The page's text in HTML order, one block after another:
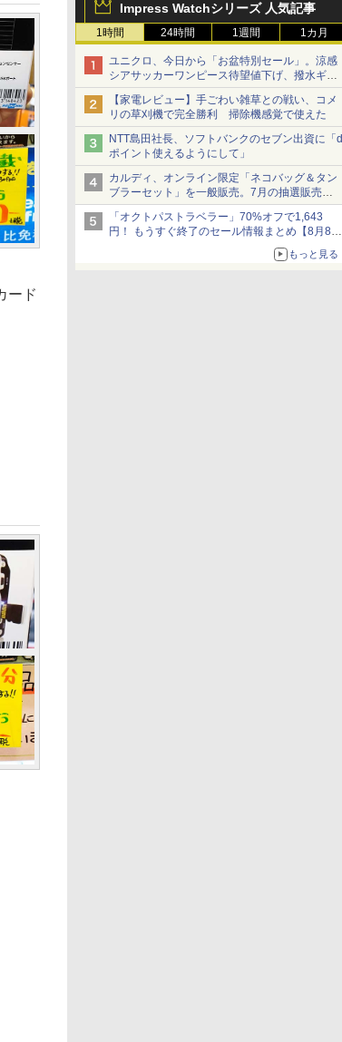
Impress Watchシリーズ 人気記事
1時間 24時間 1週間 1カ月
ユニクロ、今日から「お盆特別セール」。涼感
シアサッカーワンピース待望値下げ、撥水ギア
ショーツは1990円に
【家電レビュー】手ごわい雑草との戦い、コメ
リの草刈機で完全勝利 掃除機感覚で使えた
NTT島田社長、ソフトバンクのセブン出資に「d
ポイント使えるようにして」
カルディ、オンライン限定「ネコバッグ＆タン
ブラーセット」を一般販売。7月の抽選販売の
当選無効分
「オクトパストラベラー」70%オフで1,643
円！ もうすぐ終了のセール情報まとめ【8月8日
ニンテンドーeショップでは「大神 絶景版」が
もっと見る
ード